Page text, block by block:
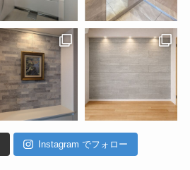
Instagram でフォロー